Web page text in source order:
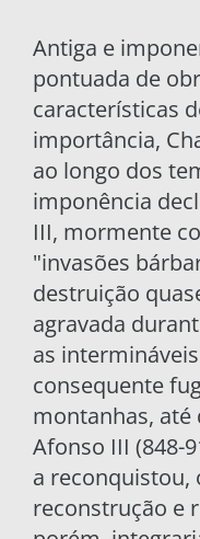
Antiga e
pontuada de
características
importância,
ao longo dos
imponência
III, mormente
"invasões
destruição
agravada
as
consequente
montanhas, até
Afonso III (848-
a reconquistou,
reconstrução e